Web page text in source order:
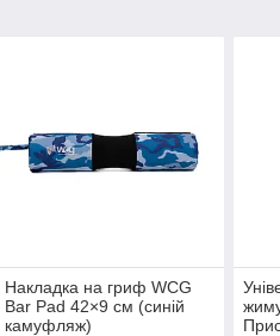
Накладка на гриф WCG
Bar Pad 42×9 см (синій
камуфляж)